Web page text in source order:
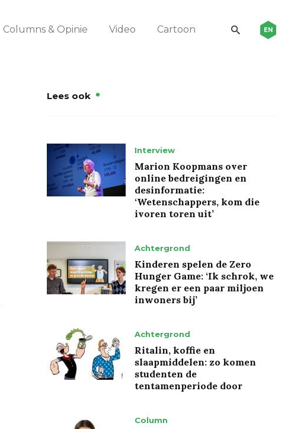
Columns & Opinie Video Cartoon EN
Lees ook
Interview
Marion Koopmans over
online bedreigingen en
desinformatie:
‘Wetenschappers, kom die
ivoren toren uit’
Achtergrond
Kinderen spelen de Zero
Hunger Game: ‘Ik schrok, we
kregen er een paar miljoen
inwoners bij’
Achtergrond
Ritalin, koffie en
slaapmiddelen: zo komen
studenten de
tentamenperiode door
Column